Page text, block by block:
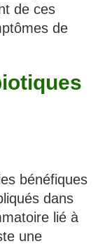
de ces
de
bénéfiques
dans
lié à
une